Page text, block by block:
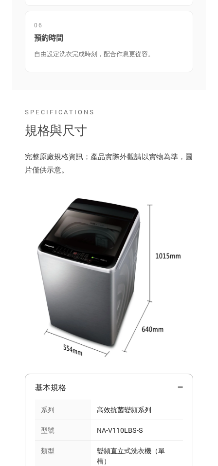
06
預約時間
自由設定洗衣完成時刻，配合作息更從容。
SPECIFICATIONS
規格與尺寸
完整原廠規格資訊；產品實際外觀請以實物為準，圖
片僅供示意。
基本規格
系列 高效抗菌變頻系列
型號 NA-V110LBS-S
類型
變頻直立式洗衣機（單
槽）